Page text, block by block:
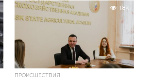
1.8K
ПРОИСШЕСТВИЯ